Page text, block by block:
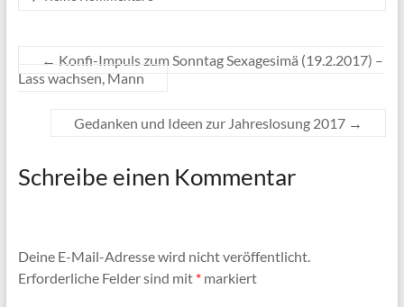
← Konfi-Impuls zum Sonntag Sexagesimä (19.2.2017) –
Lass wachsen, Mann
Gedanken und Ideen zur Jahreslosung 2017 →
Schreibe einen Kommentar
Deine E-Mail-Adresse wird nicht veröffentlicht.
Erforderliche Felder sind mit *markiert